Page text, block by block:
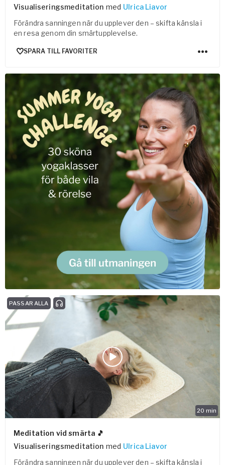
Visualiseringsmeditation med Ulrica Liavor
Förändra sanningen när du upplever den – skifta känsla i
en resa genom din smärtupplevelse.
SPARA TILL FAVORITER
20 min
PASSAR ALLA
Meditation vid smärta 🎵
Visualiseringsmeditation med Ulrica Liavor
Förändra sanningen när du upplever den – skifta känsla i